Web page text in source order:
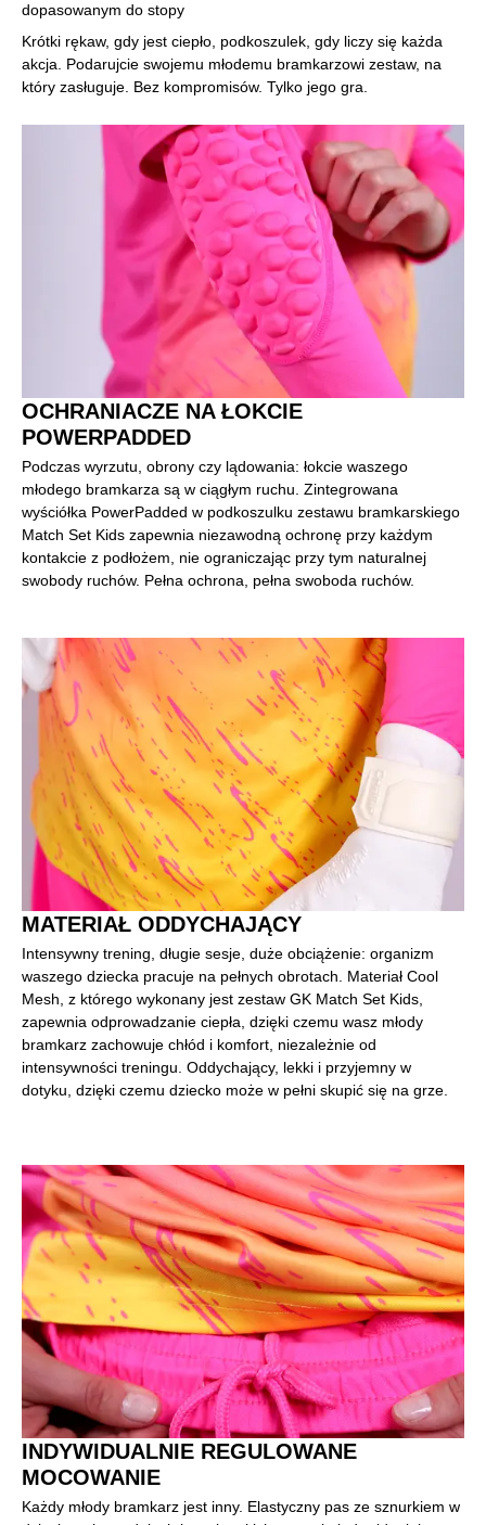
dopasowanym do stopy
Krótki rękaw, gdy jest ciepło, podkoszulek, gdy liczy się każda
akcja. Podarujcie swojemu młodemu bramkarzowi zestaw, na
który zasługuje. Bez kompromisów. Tylko jego gra.
OCHRANIACZE NA ŁOKCIE
POWERPADDED
Podczas wyrzutu, obrony czy lądowania: łokcie waszego
młodego bramkarza są w ciągłym ruchu. Zintegrowana
wyściółka PowerPadded w podkoszulku zestawu bramkarskiego
Match Set Kids zapewnia niezawodną ochronę przy każdym
kontakcie z podłożem, nie ograniczając przy tym naturalnej
swobody ruchów. Pełna ochrona, pełna swoboda ruchów.
MATERIAŁ ODDYCHAJĄCY
Intensywny trening, długie sesje, duże obciążenie: organizm
waszego dziecka pracuje na pełnych obrotach. Materiał Cool
Mesh, z którego wykonany jest zestaw GK Match Set Kids,
zapewnia odprowadzanie ciepła, dzięki czemu wasz młody
bramkarz zachowuje chłód i komfort, niezależnie od
intensywności treningu. Oddychający, lekki i przyjemny w
dotyku, dzięki czemu dziecko może w pełni skupić się na grze.
INDYWIDUALNIE REGULOWANE
MOCOWANIE
Każdy młody bramkarz jest inny. Elastyczny pas ze sznurkiem w